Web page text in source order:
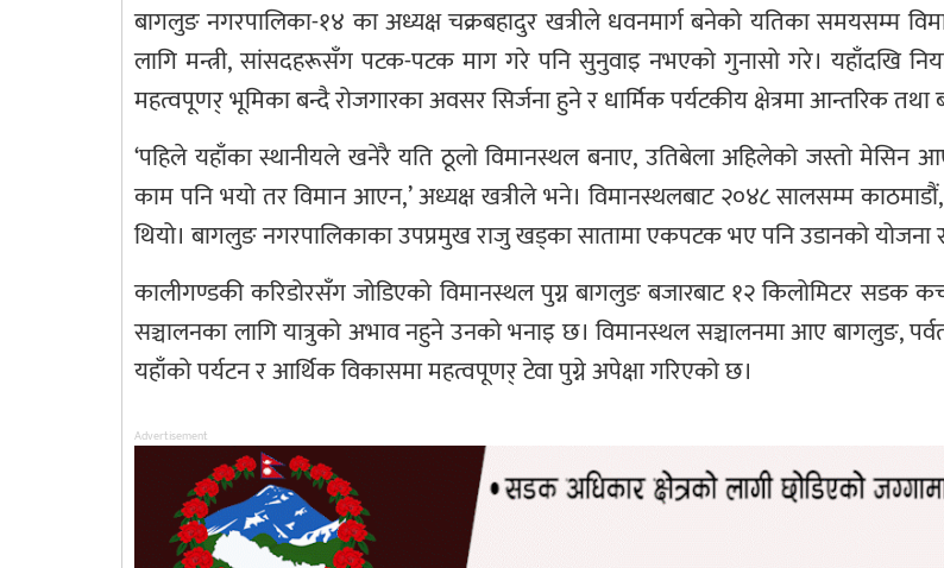
बागलुङ नगरपालिका-१४ का अध्यक्ष चक्रबहादुर खत्रीले धवनमार्ग बनेको यतिका समयसम्म
लागि मन्त्री, सांसदहरूसँग पटक-पटक माग गरे पनि सुनुवाइ नभएको गुनासो गरे। यहाँदखि
महत्वपूणर् भूमिका बन्दै रोजगारका अवसर सिर्जना हुने र धार्मिक पर्यटकीय क्षेत्रमा आन्तरिक
‘पहिले यहाँका स्थानीयले खनेरै यति ठूलो विमानस्थल बनाए, उतिबेला अहिलेको जस्तो
काम पनि भयो तर विमान आएन,’ अध्यक्ष खत्रीले भने। विमानस्थलबाट २०४८ सालसम्म
थियो। बागलुङ नगरपालिकाका उपप्रमुख राजु खड्का सातामा एकपटक भए पनि उडानको योजना
कालीगण्डकी करिडोरसँग जोडिएको विमानस्थल पुग्न बागलुङ बजारबाट १२ किलोमिटर सडक
सञ्चालनका लागि यात्रुको अभाव नहुने उनको भनाइ छ। विमानस्थल सञ्चालनमा आए बागलुङ,
यहाँको पर्यटन र आर्थिक विकासमा महत्वपूणर् टेवा पुग्ने अपेक्षा गरिएको छ।
Advertisement